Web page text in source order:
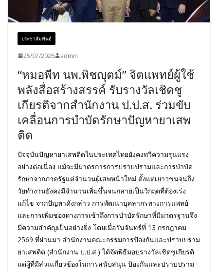
ประชาสัมพันธ์
25/07/2026 admin
“หมอพีท นพ.พิชญุตม์” จิตแพทย์ผู้ใช้
พลังสื่อสร้างสรรค์ รับรางวัลเชิดชู
เกียรติจากสำนักงาน ป.ป.ส. ร่วมขับ
เคลื่อนการบำบัดรักษาปัญหายาเสพ
ติด
ปัจจุบันปัญหายาเสพติดในประเทศไทยยังคงทวีความรุนแรง
อย่างต่อเนื่อง แม้จะมีมาตรการการปราบปรามและการบำบัด
รักษาจากภาครัฐแต่จำนวนผู้เสพหน้าใหม่ ตั้งแต่เยาวชนจนถึง
วัยทำงานยังคงมีจำนวนเพิ่มขึ้นจนกลายเป็นวิกฤตที่ต้องเร่ง
แก้ไข จากปัญหาดังกล่าว การพัฒนาบุคลากรทางการแพทย์
และการเพิ่มช่องทางการเข้าถึงการบำบัดรักษาที่มีมาตรฐานจึง
มีความสำคัญเป็นอย่างยิ่ง โดยเมื่อวันจันทร์ที่ 13 กรกฎาคม
2569 ที่ผ่านมา สำนักงานคณะกรรมการป้องกันและปราบปราม
ยาเสพติด (สำนักงาน ป.ป.ส.) ได้จัดพิธีมอบรางวัลเชิดชูเกียรติ
แด่ผู้ที่มีส่วนเกี่ยวข้องในการสนับสนุน ป้องกันและปราบปราม